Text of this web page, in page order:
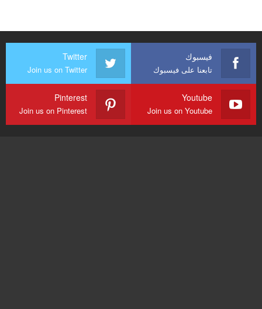
فيسبوك
تابعنا على فيسبوك
Twitter
Join us on Twitter
Youtube
Join us on Youtube
Pinterest
Join us on Pinterest